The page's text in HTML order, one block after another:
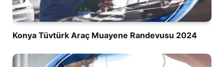
Konya Tüvtürk Araç Muayene Randevusu 2024